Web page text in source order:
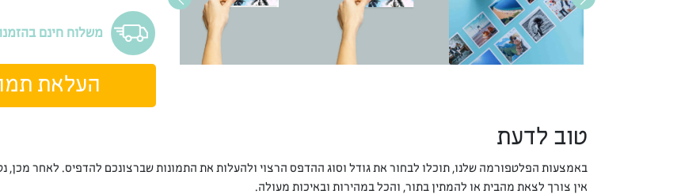
משלוח חינם בהזמנה
העלאת
טוב לדעת
באמצעות הפלטפורמה שלנו, תוכלו לבחור את גודל וסוג ההדפס הרצוי ולהעלות את התמונות שברצונכם להדפיס. לאחר מכן,
אין צורך לצאת מהבית או להמתין בתור, והכל במהירות ובאיכות מעולה.